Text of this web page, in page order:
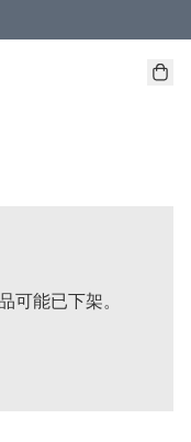
$50.
可能已下架。